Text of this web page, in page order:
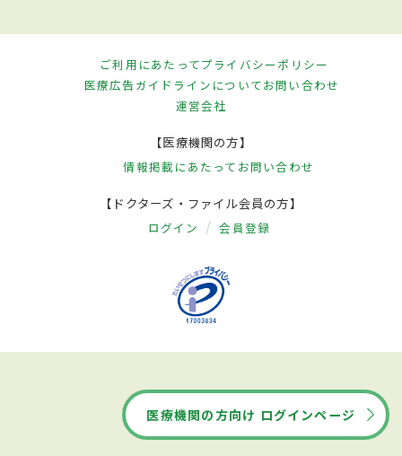
ご利用にあたってプライバシーポリシー
医療広告ガイドラインについてお問い合わせ
運営会社
【医療機関の方】
情報掲載にあたって お問い合わせ
【ドクターズ・ファイル会員の方】
ログイン 会員登録
医療機関の方向け ログインページ